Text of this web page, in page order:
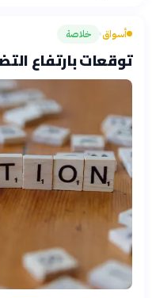
أسواق› خلاصة
توقعات بارتفاع التضخم